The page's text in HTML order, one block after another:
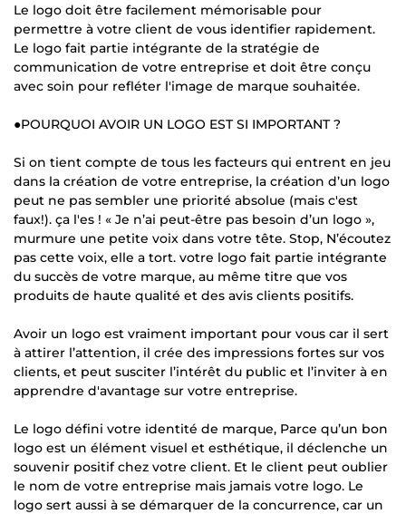
Le logo doit être facilement mémorisable pour
permettre à votre client de vous identifier rapidement.
Le logo fait partie intégrante de la stratégie de
communication de votre entreprise et doit être conçu
avec soin pour refléter l'image de marque souhaitée.
●POURQUOI AVOIR UN LOGO EST SI IMPORTANT ?
Si on tient compte de tous les facteurs qui entrent en jeu
dans la création de votre entreprise, la création d’un logo
peut ne pas sembler une priorité absolue (mais c'est
faux!). ça l'es ! « Je n’ai peut-être pas besoin d’un logo »,
murmure une petite voix dans votre tête. Stop, N’écoutez
pas cette voix, elle a tort. votre logo fait partie intégrante
du succès de votre marque, au même titre que vos
produits de haute qualité et des avis clients positifs.
Avoir un logo est vraiment important pour vous car il sert
à attirer l’attention, il crée des impressions fortes sur vos
clients, et peut susciter l’intérêt du public et l’inviter à en
apprendre d'avantage sur votre entreprise.
Le logo défini votre identité de marque, Parce qu’un bon
logo est un élément visuel et esthétique, il déclenche un
souvenir positif chez votre client. Et le client peut oublier
le nom de votre entreprise mais jamais votre logo. Le
logo sert aussi à se démarquer de la concurrence, car un